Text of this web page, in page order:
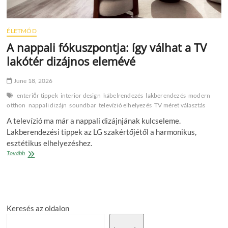
ÉLETMÓD
A nappali fókuszpontja: így válhat a TV
lakótér dizájnos elemévé
June 18, 2026
enteriőr tippek interior design kábelrendezés lakberendezés modern
otthon nappali dizájn soundbar televízió elhelyezés TV méret választás
A televízió ma már a nappali dizájnjának kulcseleme.
Lakberendezési tippek az LG szakértőjétől a harmonikus,
esztétikus elhelyezéshez.
TovábbA
TV
lakótér
Keresés az oldalon